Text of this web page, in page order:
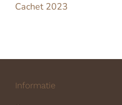
Cachet 2023
Informatie